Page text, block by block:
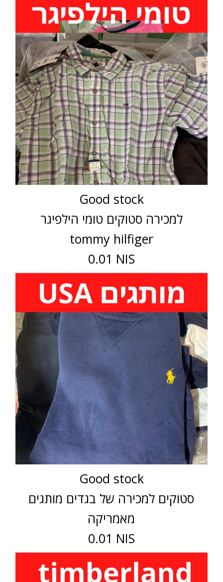
Good stock
למכירה סטוקים טומי הילפיגר
tommy hilfiger
0.01 NIS
Good stock
סטוקים למכירה של בגדים מותגים
מאמריקה
0.01 NIS